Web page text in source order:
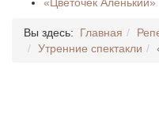
Вы здесь: Главная
Утренние спектакли